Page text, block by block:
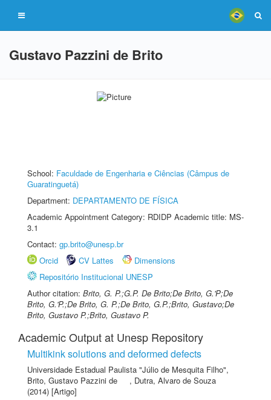
Gustavo Pazzini de Brito
School: Faculdade de Engenharia e Ciências (Câmpus de
Guaratinguetá)
Department: DEPARTAMENTO DE FÍSICA
Academic Appointment Category: RDIDP Academic title: MS-
3.1
Contact: gp.brito@unesp.br
Orcid
CV Lattes
Dimensions
Repositório Institucional UNESP
Author citation: Brito, G. P.;G.P. De Brito;De Brito, G.'P;De
Brito, G.'P.;De Brito, G. P.;De Brito, G.P.;Brito, Gustavo;De
Brito, Gustavo P.;Brito, Gustavo P.
Academic Output at Unesp Repository
Multikink solutions and deformed defects
Universidade Estadual Paulista "Júlio de Mesquita Filho",
Brito, Gustavo Pazzini de
, Dutra, Alvaro de Souza
(2014) [Artigo]